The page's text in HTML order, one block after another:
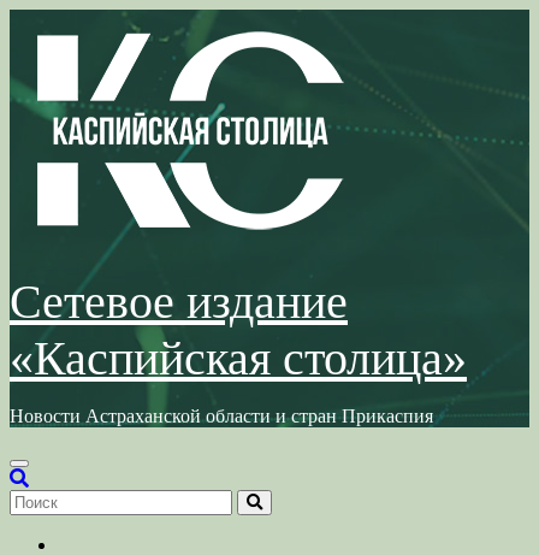
содержимому
Сетевое издание
«Каспийская столица»
Новости Астраханской области и стран Прикаспия